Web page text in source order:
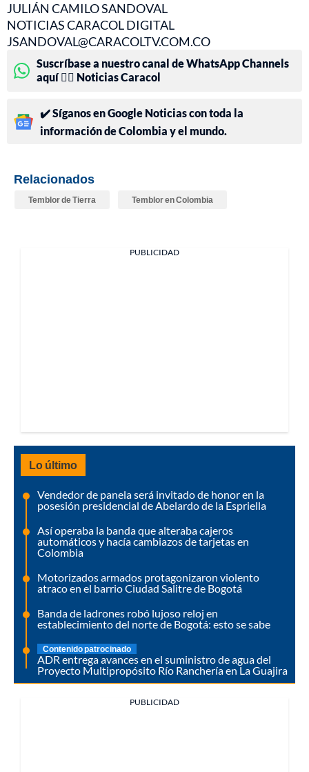
JULIÁN CAMILO SANDOVAL
NOTICIAS CARACOL DIGITAL
JSANDOVAL@CARACOLTV.COM.CO
Suscríbase a nuestro canal de WhatsApp Channels
aquí 👉🏻 Noticias Caracol
✔️ Síganos en Google Noticias con toda la
información de Colombia y el mundo.
Relacionados
Temblor de Tierra Temblor en Colombia
PUBLICIDAD
Lo último
Vendedor de panela será invitado de honor en la
posesión presidencial de Abelardo de la Espriella
Así operaba la banda que alteraba cajeros
automáticos y hacía cambiazos de tarjetas en
Colombia
Motorizados armados protagonizaron violento
atraco en el barrio Ciudad Salitre de Bogotá
Banda de ladrones robó lujoso reloj en
establecimiento del norte de Bogotá: esto se sabe
Contenido patrocinado
ADR entrega avances en el suministro de agua del
Proyecto Multipropósito Río Ranchería en La Guajira
PUBLICIDAD